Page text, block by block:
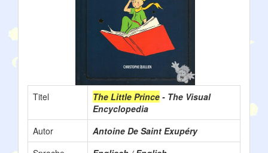
Titel The Little Prince - The Visual
Encyclopedia
Autor
Antoine De Saint Exupéry